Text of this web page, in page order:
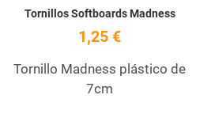
Tornillos Softboards Madness
1,25 €
Tornillo Madness plástico de
7cm